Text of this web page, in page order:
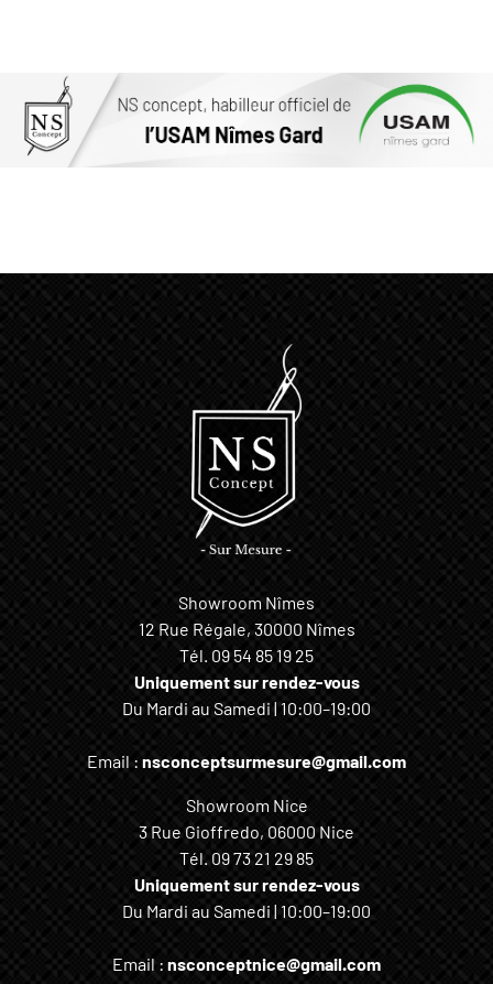
Showroom Nîmes
12 Rue Régale, 30000 Nîmes
Tél. 09 54 85 19 25
Uniquement sur rendez-vous
Du Mardi au Samedi | 10:00–19:00
Email : nsconceptsurmesure@gmail.com
Showroom Nice
3 Rue Gioffredo, 06000 Nice
Tél. 09 73 21 29 85
Uniquement sur rendez-vous
Du Mardi au Samedi | 10:00–19:00
Email : nsconceptnice@gmail.com